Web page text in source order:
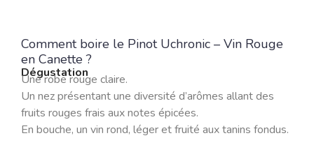
Comment boire le Pinot Uchronic – Vin Rouge
en Canette ?
Dégustation
Une robe rouge claire.
Un nez présentant une diversité d’arômes allant des
fruits rouges frais aux notes épicées.
En bouche, un vin rond, léger et fruité aux tanins fondus.